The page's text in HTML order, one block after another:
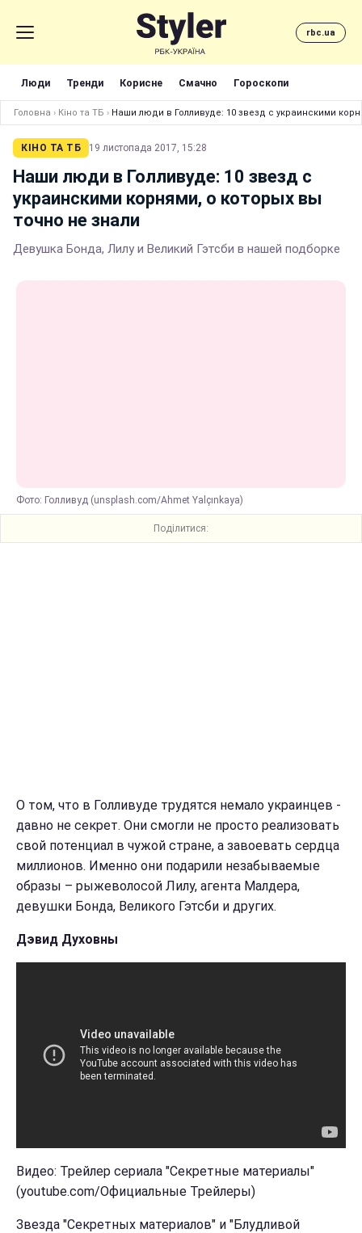
rbc.ua
Люди Тренди Корисне Смачно Гороскопи
Головна › Кіно та ТБ › Наши люди в Голливуде: 10 звезд с украинскими
КІНО ТА ТБ 19 листопада 2017, 15:28
Наши люди в Голливуде: 10 звезд с
украинскими корнями, о которых вы
точно не знали
Девушка Бонда, Лилу и Великий Гэтсби в нашей подборке
Фото: Голливуд (unsplash.com/Ahmet Yalçınkaya)
Поділитися:
О том, что в Голливуде трудятся немало украинцев -
давно не секрет. Они смогли не просто реализовать
свой потенциал в чужой стране, а завоевать сердца
миллионов. Именно они подарили незабываемые
образы – рыжеволосой Лилу, агента Малдера,
девушки Бонда, Великого Гэтсби и других.
Дэвид Духовны
Видео: Трейлер сериала "Секретные материалы"
(youtube.com/Официальные Трейлеры)
Звезда "Секретных материалов" и "Блудливой